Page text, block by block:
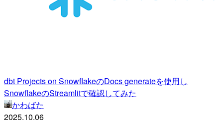
dbt Projects on SnowflakeのDocs generateを使用し
SnowflakeのStreamlitで確認してみた
かわばた
2025.10.06